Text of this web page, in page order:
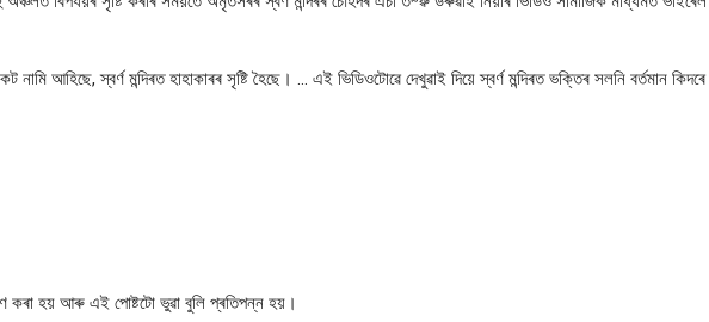
আহিছে, স্বৰ্ণ মন্দিৰত হাহাকাৰৰ সৃষ্টি হৈছে। … এই ভিডিওটোৱে দেখুৱাই দিয়ে স্বৰ্ণ মন্দিৰত ভক্তিৰ সলনি বৰ্তমান কিদৰে
কৰা হয় আৰু এই পোষ্টটো ভুৱা বুলি প্ৰতিপন্ন হয়।